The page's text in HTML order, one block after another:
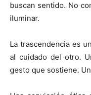
buscan sentido. No
iluminar.
La trascendencia es
al cuidado del otro.
gesto que sostiene.